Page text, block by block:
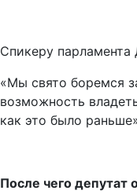
Спикеру
«Мы свято боремся
возможность
как это было
После чего